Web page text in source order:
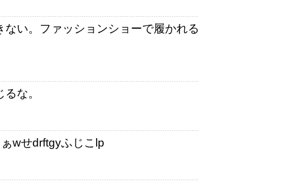
い。ファッションショーで履かれる
な。
wせdrftgyふじこlp